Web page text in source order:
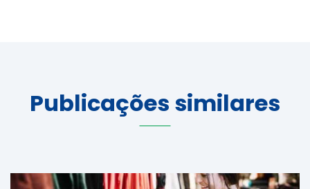
Publicações similares